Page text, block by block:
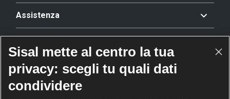
Assistenza
Riconoscimenti
Sisal mette al centro la tua
privacy: scegli tu quali dati
condividere